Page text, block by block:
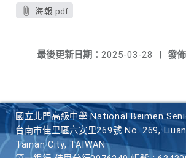
海報.pdf
發
最後更新日期： 2025-03-28
|
國立北門高級中學 National Beimen
台南市佳里區六安里269號 No. 269,
Tainan City, TAIWAN